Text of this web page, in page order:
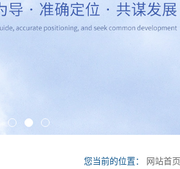
您当前的位置： 网站首页